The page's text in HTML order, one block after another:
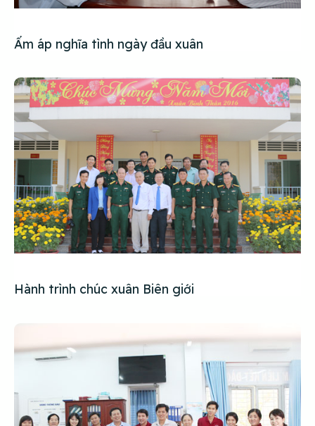
Ấm áp nghĩa tình ngày đầu xuân
Hành trình chúc xuân Biên giới